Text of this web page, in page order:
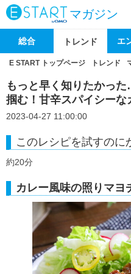
マガジン
総合 トレンド エ
E START トップページ トレンド
もっと早く知りたかっ
掴む！甘辛スパイシー
2023-04-27 11:00:00
このレシピを試すのに
約20分
カレー風味の照りマヨ